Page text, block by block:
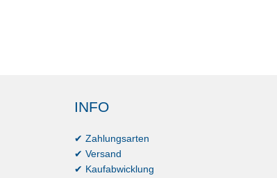
INFO
✔ Zahlungsarten
✔ Versand
✔ Kaufabwicklung